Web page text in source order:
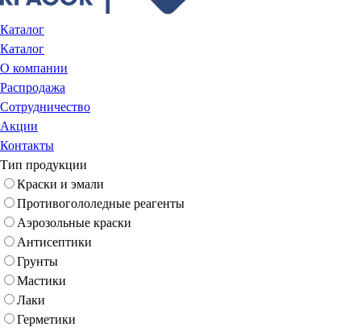
Каталог
Каталог
О компании
Распродажа
Сотрудничество
Акции
Контакты
Тип продукции
Краски и эмали
Противогололедные реагенты
Аэрозольные краски
Антисептики
Грунты
Мастики
Лаки
Герметики